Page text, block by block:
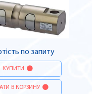
по запиту
КУПИТИ
В КОРЗИНУ